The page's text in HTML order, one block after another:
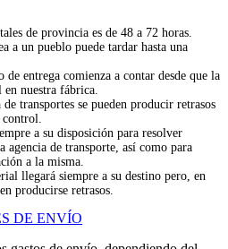
de provincia es de 48 a 72 horas.
a un pueblo puede tardar hasta una
de entrega comienza a contar desde que la
en nuestra fábrica.
transportes se pueden producir retrasos
control.
a su disposición para resolver
agencia de transporte, así como para
a la misma.
llegará siempre a su destino pero, en
producirse retrasos.
DE ENVÍO